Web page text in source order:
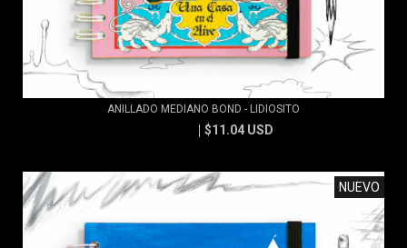
ANILLADO MEDIANO BOND - LIDIOSITO
$11.04 USD
NUEVO